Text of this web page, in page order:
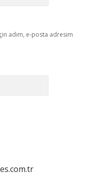
adım, e-posta adresim